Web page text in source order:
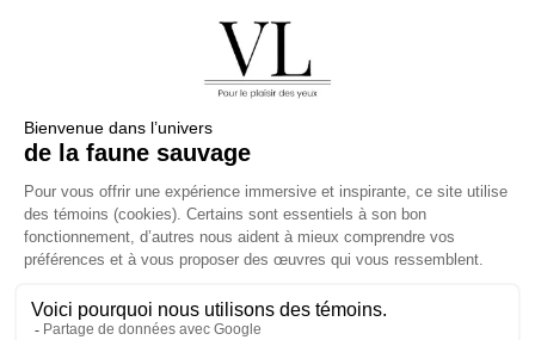
Magnifique acrylique 16X11 à l'heure du coucher de
soleil. Situé à l'Étang du Nord, sur l'Ile de Cap aux
occasion. Anciennement, il permettait aux pêcheur de
s'orienter par rapport aux Iles.